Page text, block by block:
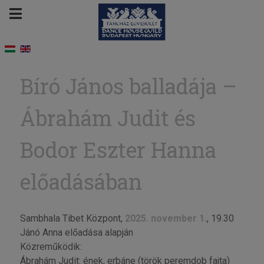
Bíró János balladája –
Ábrahám Judit és
Bodor Eszter Hanna
előadásában
Sambhala Tibet Központ, 2025. november 1., 19.30
Jánó Anna előadása alapján
Közreműködik:
Ábrahám Judit: ének, erbáne (török peremdob fajta)